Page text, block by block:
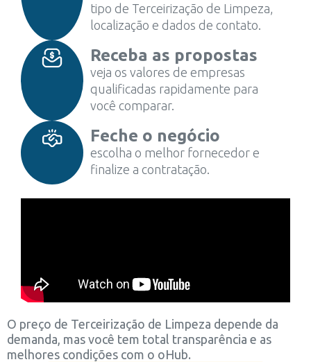
tipo de Terceirização de Limpeza,
localização e dados de contato.
Receba as propostas
veja os valores de empresas
qualificadas rapidamente para
você comparar.
Feche o negócio
escolha o melhor fornecedor e
finalize a contratação.
O preço de Terceirização de Limpeza depende da
demanda, mas você tem total transparência e as
melhores condições com o oHub.